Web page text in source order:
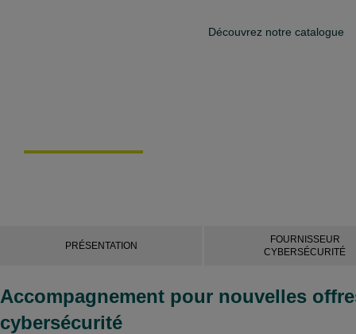
Découvrez notre catalogue
PRÉSENTATION
FOURNISSEUR
CYBERSÉCURITÉ
Accompagnement pour nouvelles
cybersécurité